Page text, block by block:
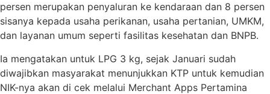
persen merupakan penyaluran ke kendaraan dan 8 persen
sisanya kepada usaha perikanan, usaha pertanian, UMKM,
dan layanan umum seperti fasilitas kesehatan dan BNPB.
Ia mengatakan untuk LPG 3 kg, sejak Januari sudah
diwajibkan masyarakat menunjukkan KTP untuk kemudian
NIK-nya akan di cek melalui Merchant Apps Pertamina